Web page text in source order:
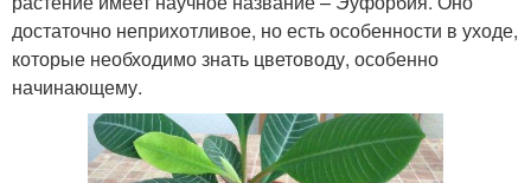
достаточно неприхотливое, но есть особенности в уходе,
которые необходимо знать цветоводу, особенно
начинающему.